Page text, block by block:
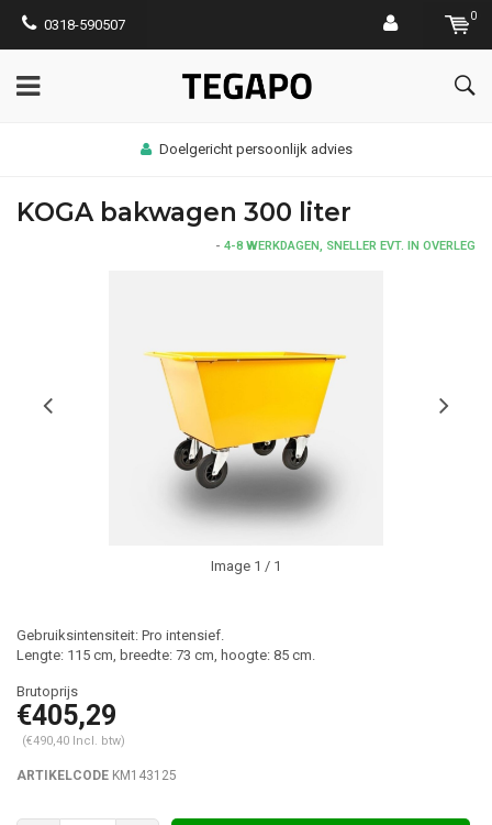
0318-590507
0
Doelgericht persoonlijk advies
KOGA bakwagen 300 liter
- 4-8 WERKDAGEN, SNELLER EVT. IN OVERLEG
Image 1 / 1
Gebruiksintensiteit: Pro intensief.
Lengte: 115 cm, breedte: 73 cm, hoogte: 85 cm.
€405,29
(€490,40 Incl. btw)
ARTIKELCODE KM143125